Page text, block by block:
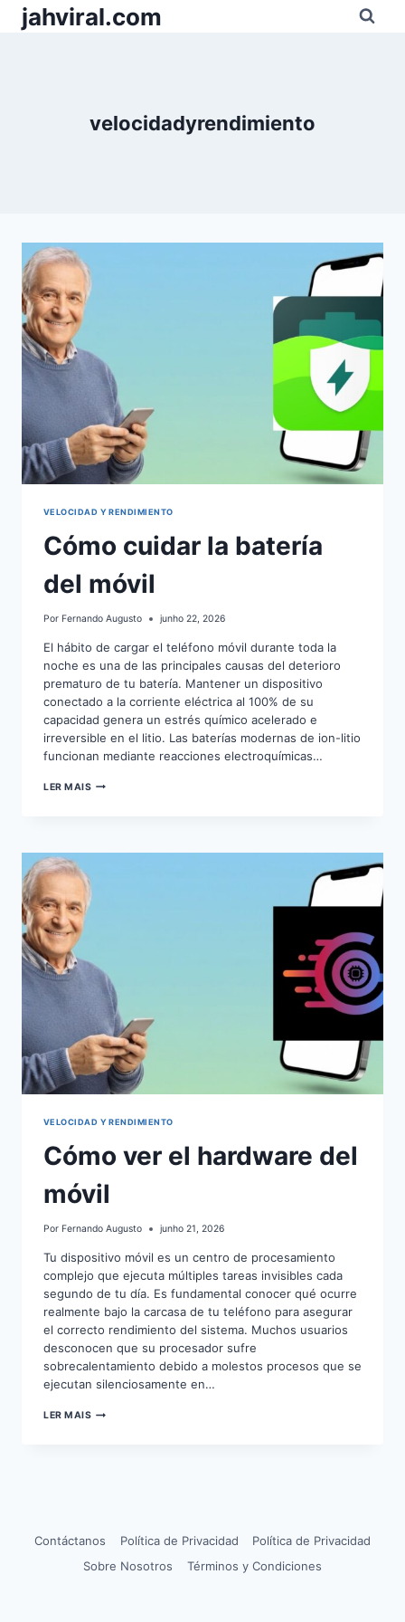
Pular
parajahviral.com
velocidadyrendimiento
VELOCIDAD Y RENDIMIENTO
Cómo cuidar la batería
del móvil
Por Fernando Augusto junho 22, 2026
El hábito de cargar el teléfono móvil durante toda la
noche es una de las principales causas del deterioro
prematuro de tu batería. Mantener un dispositivo
conectado a la corriente eléctrica al 100% de su
capacidad genera un estrés químico acelerado e
irreversible en el litio. Las baterías modernas de ion-litio
funcionan mediante reacciones electroquímicas…
LER MAISCÓMO
MÓVIL
VELOCIDAD Y RENDIMIENTO
Cómo ver el hardware del
móvil
Por Fernando Augusto junho 21, 2026
Tu dispositivo móvil es un centro de procesamiento
complejo que ejecuta múltiples tareas invisibles cada
segundo de tu día. Es fundamental conocer qué ocurre
realmente bajo la carcasa de tu teléfono para asegurar
el correcto rendimiento del sistema. Muchos usuarios
desconocen que su procesador sufre
sobrecalentamiento debido a molestos procesos que se
ejecutan silenciosamente en…
LER MAISCÓMO
Contáctanos Política de Privacidad
Política de Privacidad
Sobre Nosotros
Términos y Condiciones